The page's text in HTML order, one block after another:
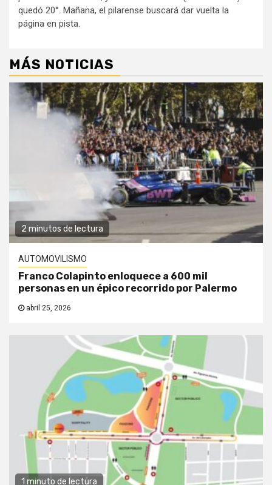
quedó 20°. Mañana, el pilarense buscará dar vuelta la
página en pista.
MÁS NOTICIAS
2 minutos de lectura
AUTOMOVILISMO
Franco Colapinto enloquece a 600 mil
personas en un épico recorrido por Palermo
abril 25, 2026
1 minuto de lectura